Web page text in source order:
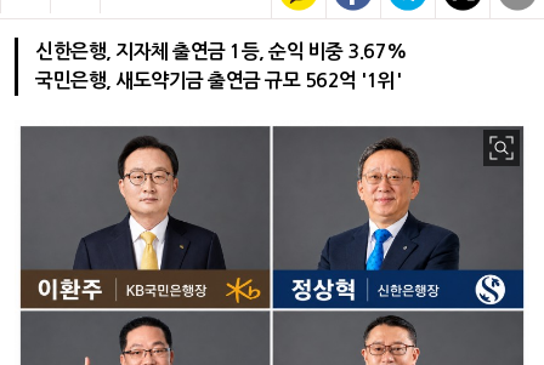
신한은행, 지자체 출연금 1등, 순익 비중 3.67%
국민은행, 새도약기금 출연금 규모 562억 '1위'